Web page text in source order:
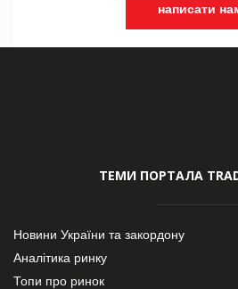
написати
ТЕМИ ПОРТАЛА
Новини України та закордону
Аналітика ринку
Топи про ринок